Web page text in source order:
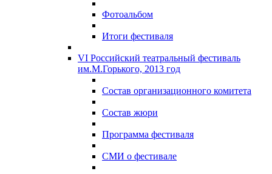
Фотоальбом
Итоги фестиваля
VI Российский театральный фестиваль
им.М.Горького, 2013 год
Состав организационного комитета
Состав жюри
Программа фестиваля
СМИ о фестивале